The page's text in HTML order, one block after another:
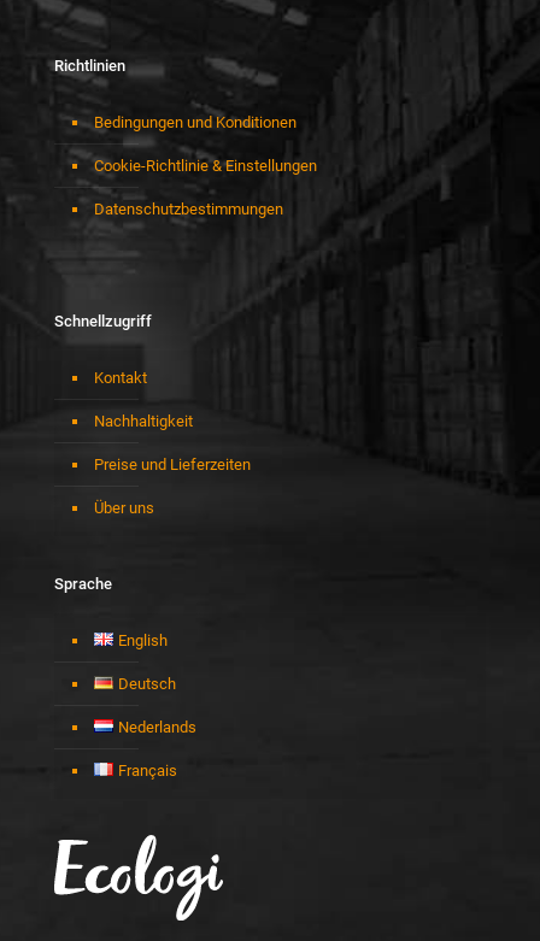
Richtlinien
Bedingungen und Konditionen
Cookie-Richtlinie & Einstellungen
Datenschutzbestimmungen
Schnellzugriff
Kontakt
Nachhaltigkeit
Preise und Lieferzeiten
Über uns
Sprache
English
Deutsch
Nederlands
Français